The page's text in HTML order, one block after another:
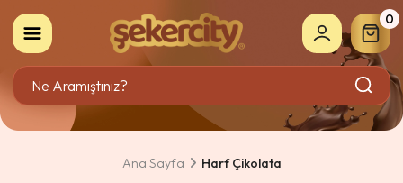
0
Ana Sayfa Harf Çikolata